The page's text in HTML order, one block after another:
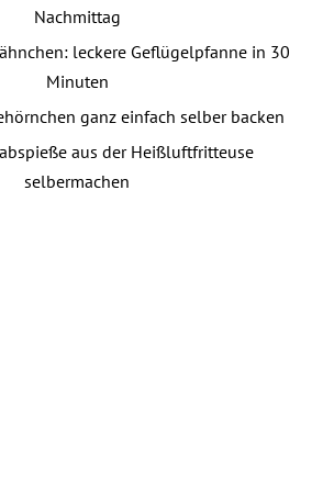
Nachmittag
leckere Geflügelpfanne in 30
Minuten
ganz einfach selber backen
aus der Heißluftfritteuse
selbermachen